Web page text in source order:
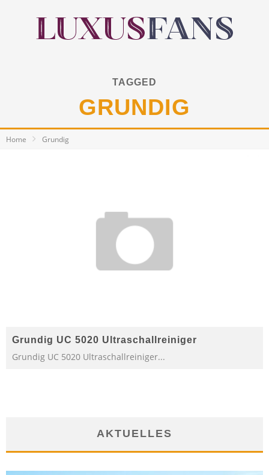
TAGGED
GRUNDIG
Home Grundig
Grundig UC 5020 Ultraschallreiniger
Grundig UC 5020 Ultraschallreiniger...
AKTUELLES